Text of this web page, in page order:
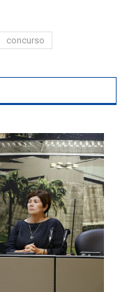
concurso